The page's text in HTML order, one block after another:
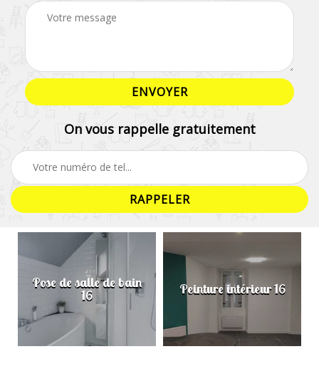
On vous rappelle gratuitement
Pose de salle de bain
16 Peinture intérieur 16